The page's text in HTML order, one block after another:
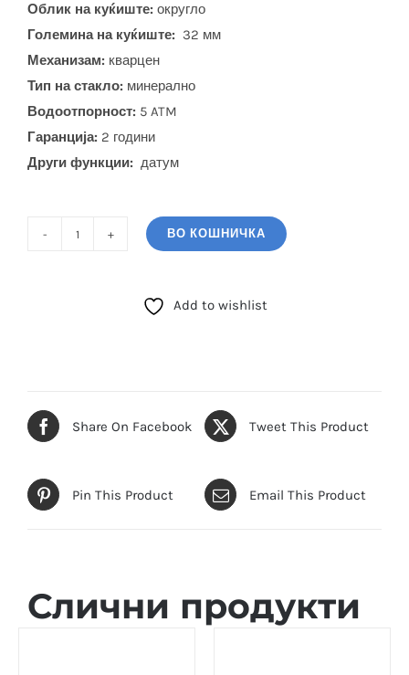
Облик на куќиште: округло
Големина на куќиште: 32 мм
Механизам: кварцен
Тип на стакло: минерално
Водоотпорност: 5 ATM
Гаранција: 2 години
Други функции: датум
ВО КОШНИЧКА
Add to wishlist
Share On Facebook Tweet This Product
Pin This Product Email This Product
Слични продукти